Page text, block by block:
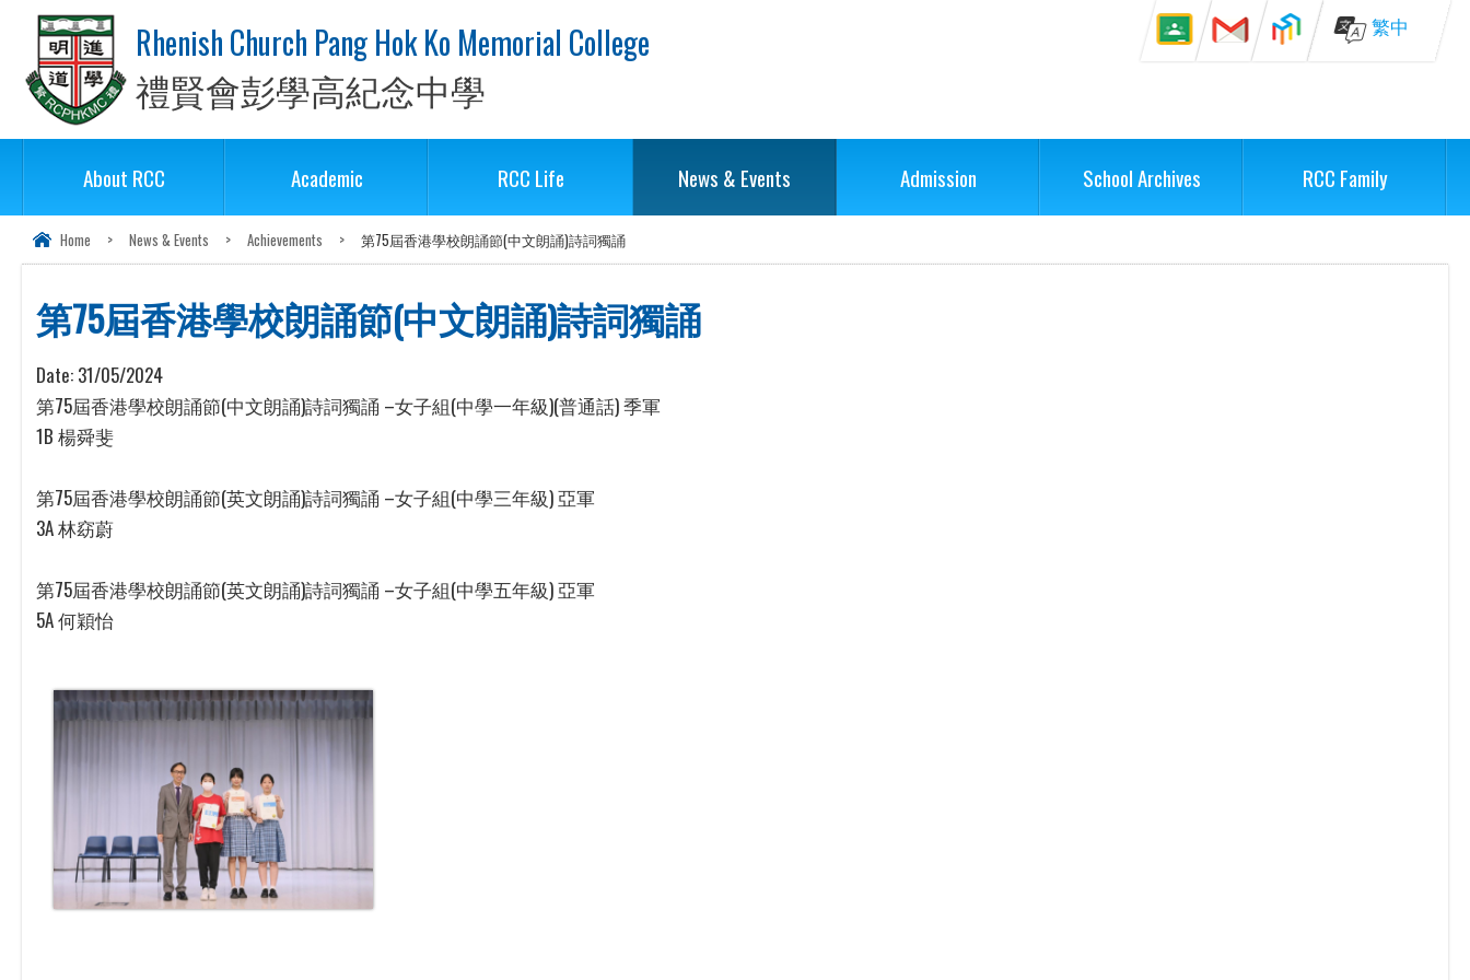
Rhenish Church Pang Hok Ko Memorial College
禮賢會彭學高紀念中學
繁中
About RCC Academic RCC Life News & Events Admission School Archives RCC Family
Home > News & Events > Achievements > 第75屆香港學校朗誦節(中文朗誦)詩詞獨誦
第75屆香港學校朗誦節(中文朗誦)詩詞獨誦
Date: 31/05/2024
第75屆香港學校朗誦節(中文朗誦)詩詞獨誦 –女子組(中學一年級)(普通話) 季軍
1B 楊舜斐
第75屆香港學校朗誦節(英文朗誦)詩詞獨誦 –女子組(中學三年級) 亞軍
3A 林窈蔚
第75屆香港學校朗誦節(英文朗誦)詩詞獨誦 –女子組(中學五年級) 亞軍
5A 何穎怡